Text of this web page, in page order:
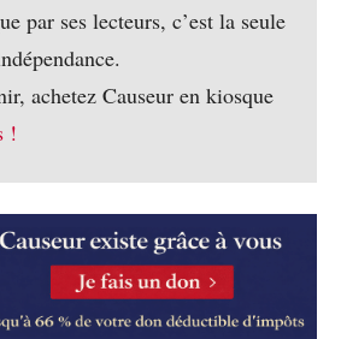
par ses lecteurs, c’est la seule
achetez Causeur en kiosque
!